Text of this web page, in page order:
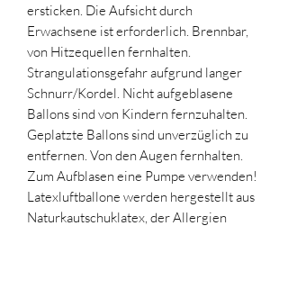
ersticken. Die Aufsicht durch
Erwachsene ist erforderlich. Brennbar,
von Hitzequellen fernhalten.
Strangulationsgefahr aufgrund langer
Schnurr/Kordel. Nicht aufgeblasene
Ballons sind von Kindern fernzuhalten.
Geplatzte Ballons sind unverzüglich zu
entfernen. Von den Augen fernhalten.
Zum Aufblasen eine Pumpe verwenden!
Latexluftballone werden hergestellt aus
Naturkautschuklatex, der Allergien